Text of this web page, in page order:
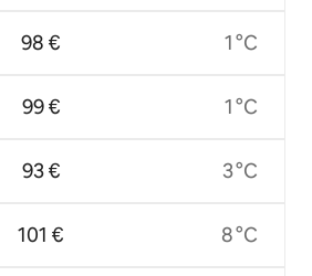
98 €
99 €
93 €
101 €
1 °C
1 °C
3 °C
8 °C